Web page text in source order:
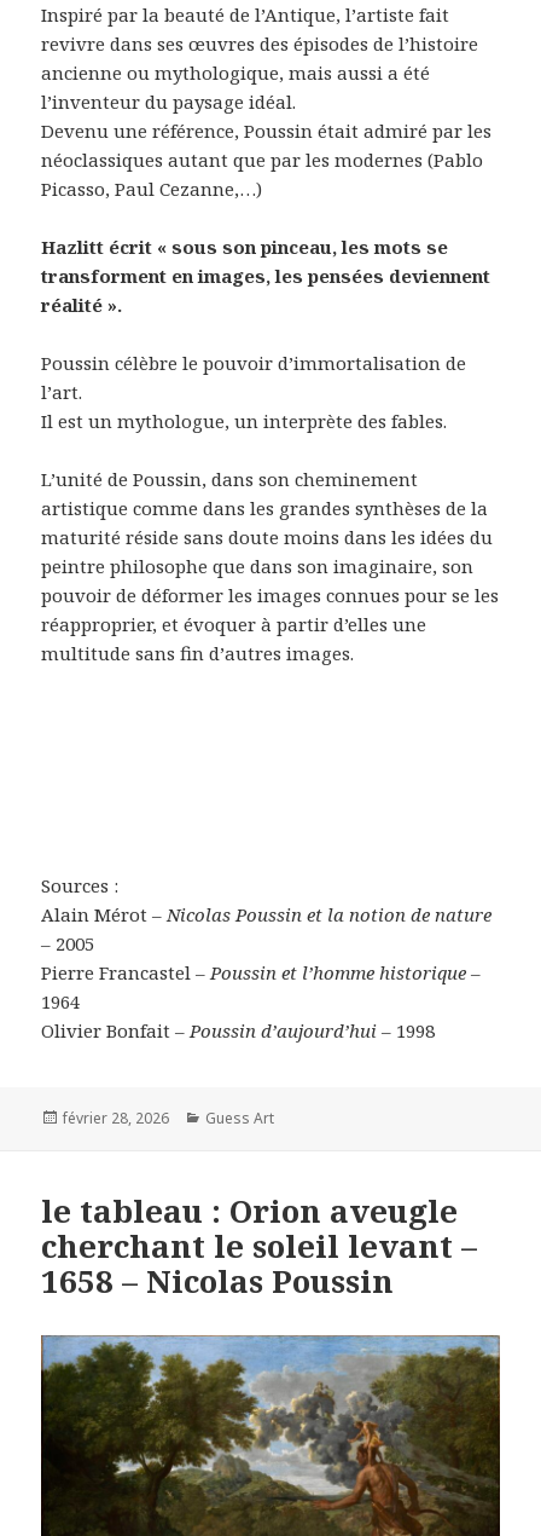
Inspiré par la beauté de l’Antique, l’artiste fait
revivre dans ses œuvres des épisodes de l’histoire
ancienne ou mythologique, mais aussi a été
l’inventeur du paysage idéal.
Devenu une référence, Poussin était admiré par les
néoclassiques autant que par les modernes (Pablo
Picasso, Paul Cezanne,…)
Hazlitt écrit « sous son pinceau, les mots se
transforment en images, les pensées deviennent
réalité ».
Poussin célèbre le pouvoir d’immortalisation de
l’art.
Il est un mythologue, un interprète des fables.
L’unité de Poussin, dans son cheminement
artistique comme dans les grandes synthèses de la
maturité réside sans doute moins dans les idées du
peintre philosophe que dans son imaginaire, son
pouvoir de déformer les images connues pour se les
réapproprier, et évoquer à partir d’elles une
multitude sans fin d’autres images.
Sources :
Alain Mérot –Nicolas Poussin et la notion de nature
– 2005
Pierre Francastel –Poussin et l’homme historique –
1964
Olivier Bonfait –Poussin d’aujourd’hui – 1998
Posted
février 28, 2026 Categories
Guess Art
le tableau : Orion aveugle
cherchant le soleil levant –
1658 – Nicolas Poussin